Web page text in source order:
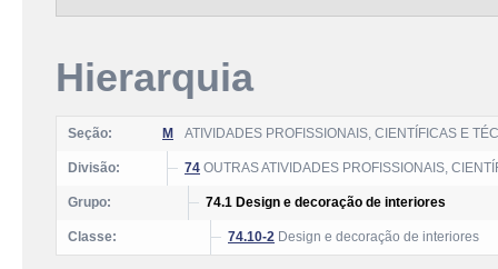
Hierarquia
Seção: M ATIVIDADES PROFISSIONAIS, CIENTÍFICAS E
Divisão: 74 OUTRAS ATIVIDADES PROFISSIONAIS,
Grupo: 74.1 Design e decoração de interiores
Classe: 74.10-2 Design e decoração de interiores